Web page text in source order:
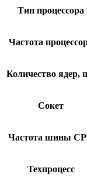
Тип процессора
Частота
Количество ядер,
Сокет
Частота шины
Техпроцесс